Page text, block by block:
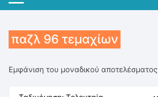
παζλ 96 τεμαχίων
Εμφάνιση του μοναδικού αποτελέσματος